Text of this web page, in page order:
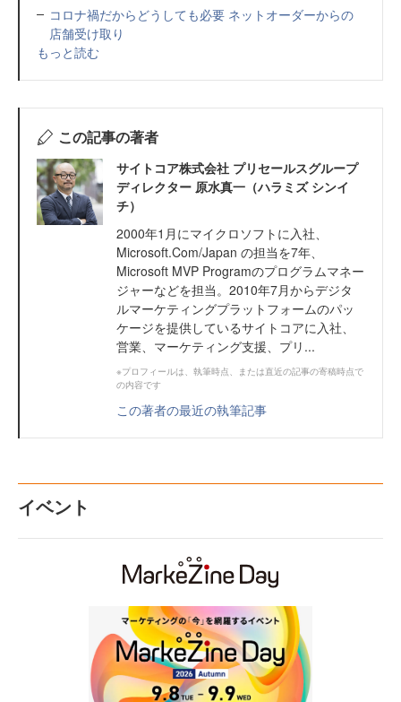
コロナ禍だからどうしても必要 ネットオーダーからの
店舗受け取り
もっと読む
この記事の著者
サイトコア株式会社 プリセールスグループ
ディレクター 原水真一（ハラミズ シンイ
チ）
2000年1月にマイクロソフトに入社、
Microsoft.Com/Japan の担当を7年、
Microsoft MVP Programのプログラムマネー
ジャーなどを担当。2010年7月からデジタ
ルマーケティングプラットフォームのパッ
ケージを提供しているサイトコアに入社、
営業、マーケティング支援、プリ...
※プロフィールは、執筆時点、または直近の記事の寄稿時点で
の内容です
この著者の最近の執筆記事
イベント